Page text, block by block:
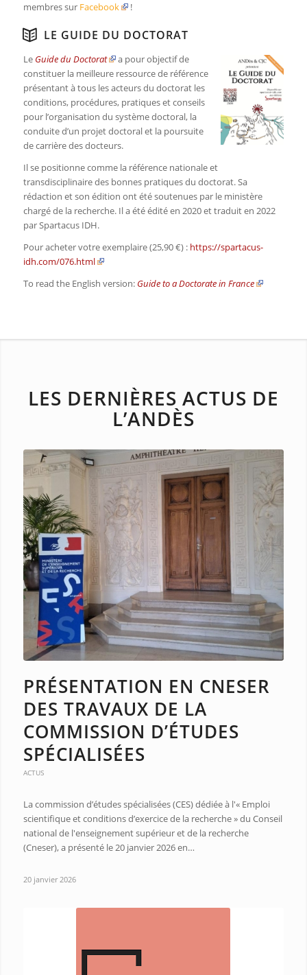
membres sur Facebook !
LE GUIDE DU DOCTORAT
Le Guide du Doctorat
a pour objectif de
constituer la meilleure ressource de référence
présentant à tous les acteurs du doctorat les
conditions, procédures, pratiques et conseils
pour l’organisation du système doctoral, la
conduite d’un projet doctoral et la poursuite
de carrière des docteurs.
Il se positionne comme la référence nationale et
transdisciplinaire des bonnes pratiques du doctorat. Sa
rédaction et son édition ont été soutenues par le ministère
chargé de la recherche. Il a été édité en 2020 et traduit en 2022
par Spartacus IDH.
Pour acheter votre exemplaire (25,90 €) : https://spartacus-
idh.com/076.html
To read the English version: Guide to a Doctorate in France
LES DERNIÈRES ACTUS DE
L’ANDÈS
PRÉSENTATION EN CNESER
DES TRAVAUX DE LA
COMMISSION D’ÉTUDES
SPÉCIALISÉES
ACTUS
La commission d’études spécialisées (CES) dédiée à l'« Emploi
scientifique et conditions d’exercice de la recherche » du Conseil
national de l'enseignement supérieur et de la recherche
(Cneser), a présenté le 20 janvier 2026 en…
20 janvier 2026